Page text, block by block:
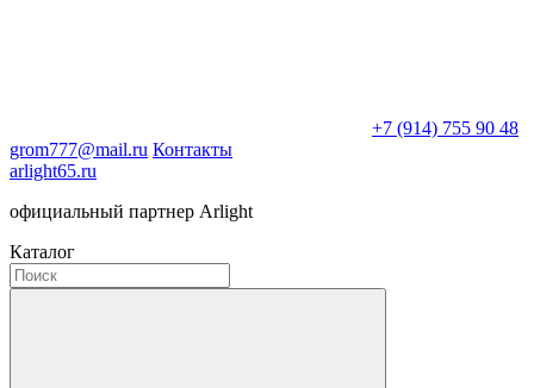
+7 (914) 755 90 48
grom777@mail.ru Контакты
arlight65.ru
официальный партнер Arlight
Каталог